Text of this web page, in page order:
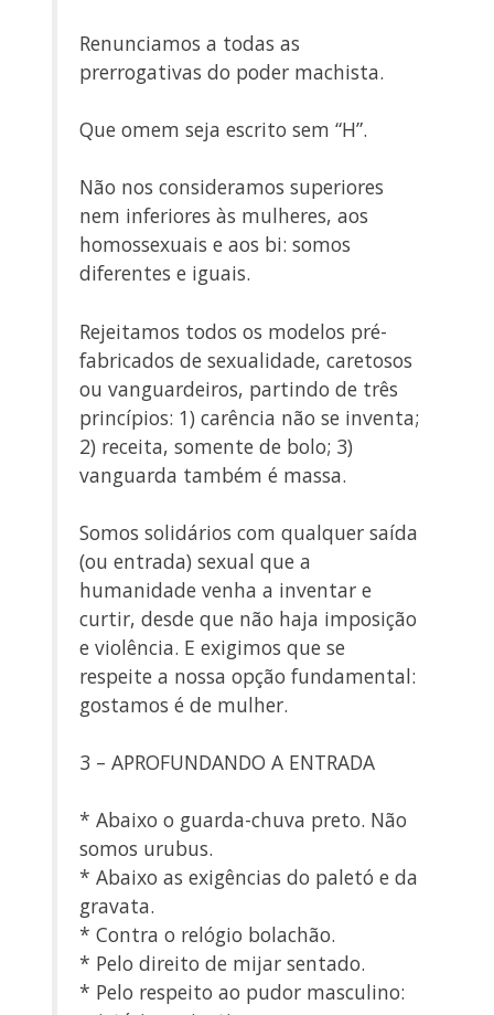
Renunciamos a todas as
prerrogativas do poder machista.
Que omem seja escrito sem “H”.
Não nos consideramos superiores
nem inferiores às mulheres, aos
homossexuais e aos bi: somos
diferentes e iguais.
Rejeitamos todos os modelos pré-
fabricados de sexualidade, caretosos
ou vanguardeiros, partindo de três
princípios: 1) carência não se inventa;
2) receita, somente de bolo; 3)
vanguarda também é massa.
Somos solidários com qualquer saída
(ou entrada) sexual que a
humanidade venha a inventar e
curtir, desde que não haja imposição
e violência. E exigimos que se
respeite a nossa opção fundamental:
gostamos é de mulher.
3 – APROFUNDANDO A ENTRADA
* Abaixo o guarda-chuva preto. Não
somos urubus.
* Abaixo as exigências do paletó e da
gravata.
* Contra o relógio bolachão.
* Pelo direito de mijar sentado.
* Pelo respeito ao pudor masculino: